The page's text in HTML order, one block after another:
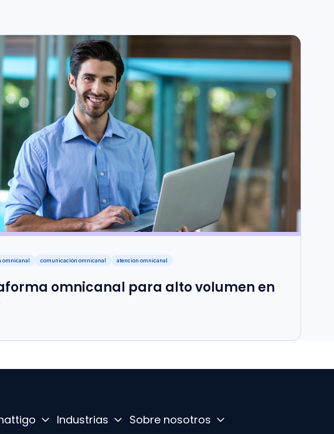
omnicanal comunicación omnicanal atencion omnicanal
omnicanal para alto volumen en
Industrias Sobre nosotros